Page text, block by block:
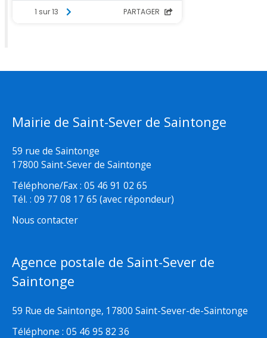
Mairie de Saint-Sever de Saintonge
59 rue de Saintonge
17800 Saint-Sever de Saintonge
Téléphone/Fax : 05 46 91 02 65
Tél. : 09 77 08 17 65 (avec répondeur)
Nous contacter
Agence postale de Saint-Sever de
Saintonge
59 Rue de Saintonge, 17800 Saint-Sever-de-Saintonge
Téléphone : 05 46 95 82 36